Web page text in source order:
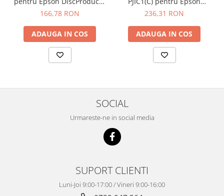
PP-100III PP-100II si PP-
166,78 RON
ADAUGA IN COS
DiscProducer
236,31 RON
ADAUGA IN COS
SOCIAL
Urmareste-ne in social media
SUPORT CLIENTI
Luni-Joi 9:00-17:00 / Vineri 9:00-16:00